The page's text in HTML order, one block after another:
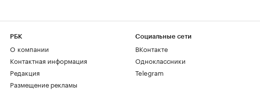
РБК
О компании
Контактная информация
Редакция
Размещение рекламы
Социальные сети
ВКонтакте
Одноклассники
Telegram